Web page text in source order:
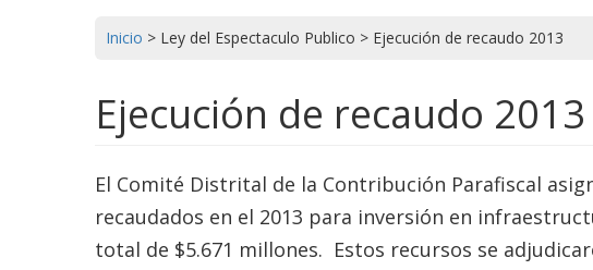
Inicio > Ley del Espectaculo Publico > Ejecución de recaudo 2013
Ejecución de recaudo 2013
El Comité Distrital de la Contribución Parafiscal
recaudados en el 2013 para inversión en
total de $5.671 millones. Estos recursos se